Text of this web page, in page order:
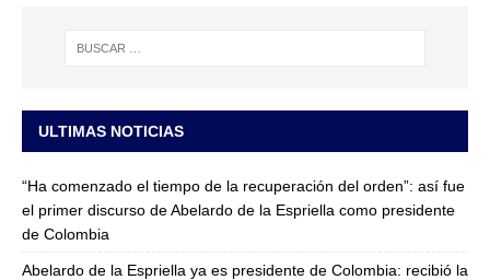
ULTIMAS NOTICIAS
“Ha comenzado el tiempo de la recuperación del orden”: así fue
el primer discurso de Abelardo de la Espriella como presidente
de Colombia
Abelardo de la Espriella ya es presidente de Colombia: recibió la